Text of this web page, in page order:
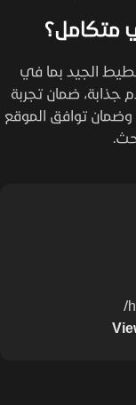
متكامل؟
الجيد بما في
ضمان تجربة
توافق الموقع